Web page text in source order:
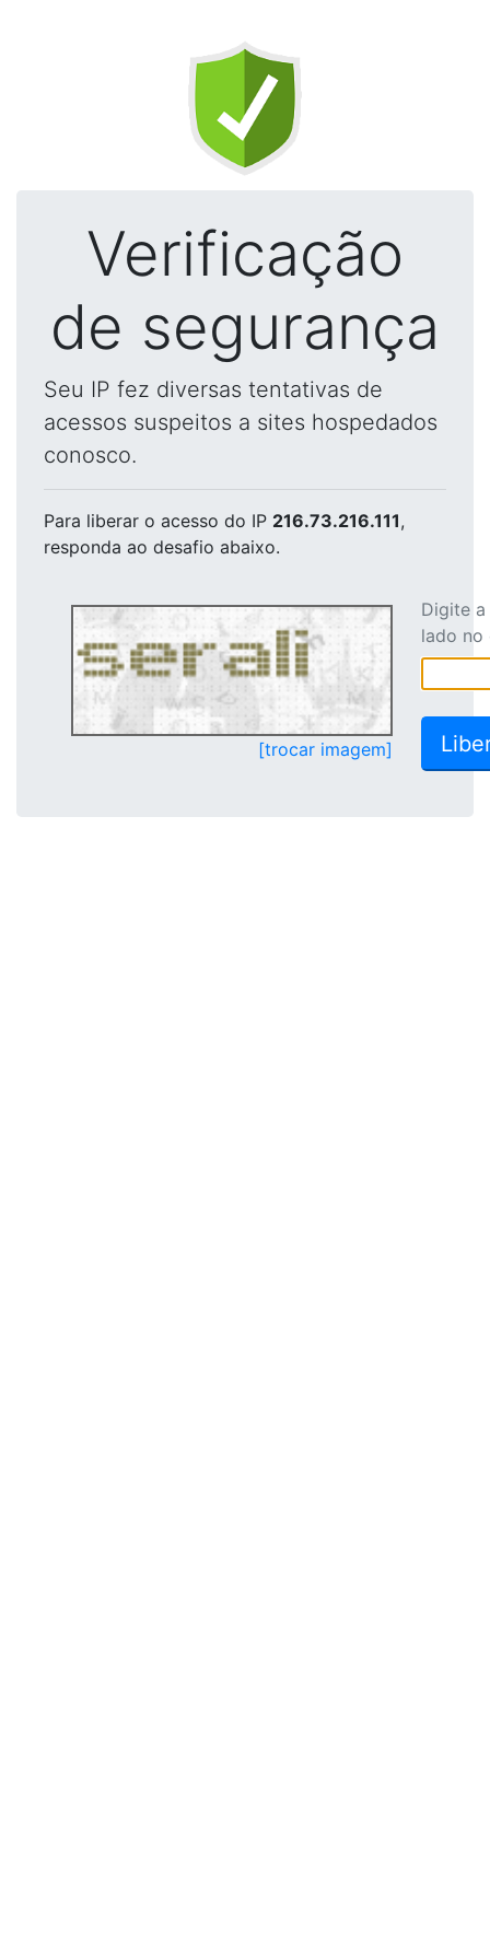
Verificação
de segurança
Seu IP fez diversas tentativas de
acessos suspeitos a sites hospedados
conosco.
Para liberar o acesso do IP 216.73.216.111,
responda ao desafio abaixo.
[trocar imagem]
Digite
lado no